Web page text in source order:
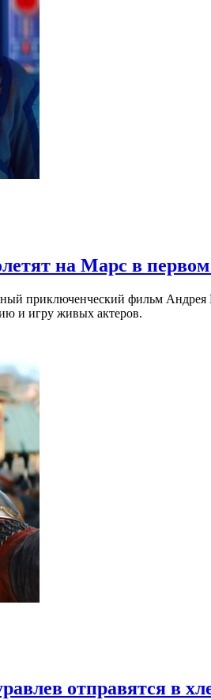
на Марс в
приключенческий фильм
и игру живых актеров.
отправятся в